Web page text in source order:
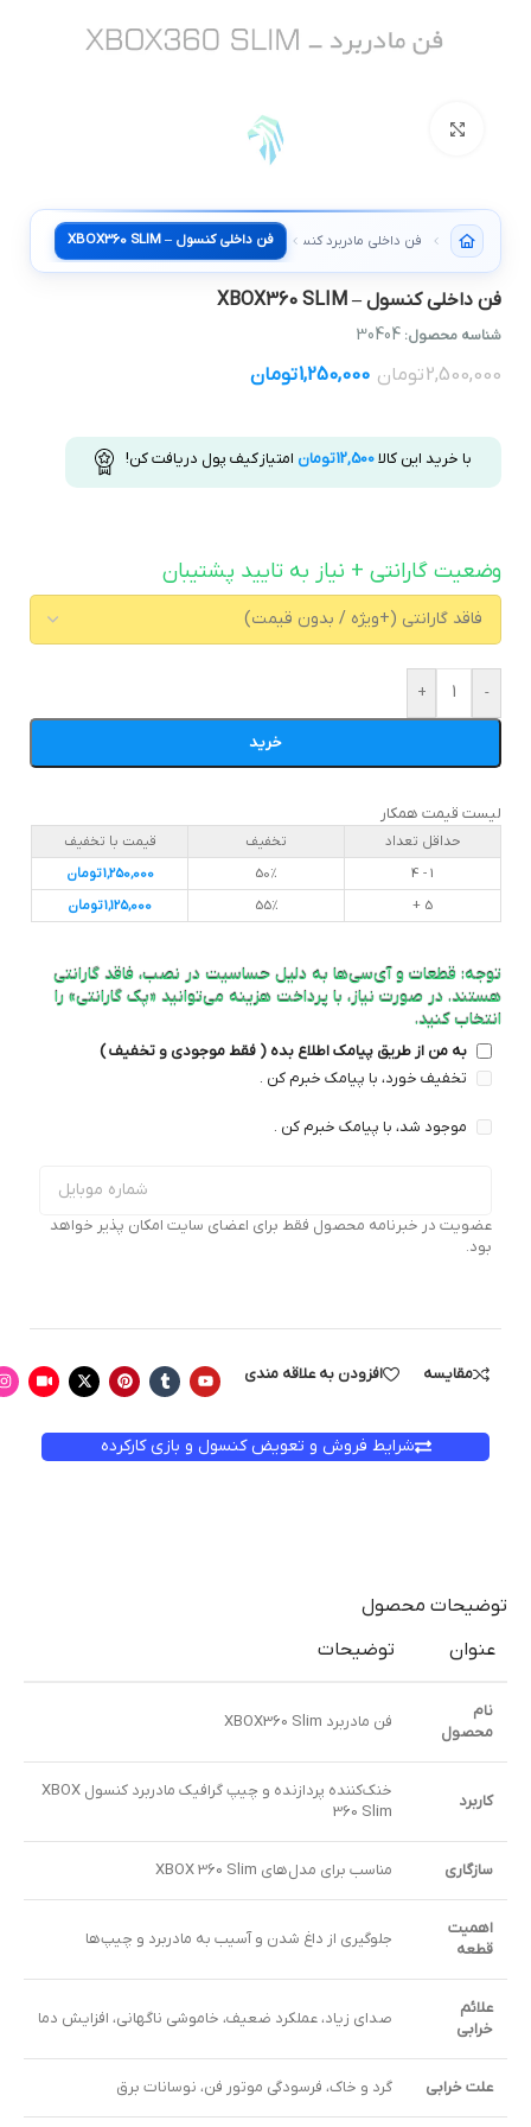
فن داخلی مادربرد کنسول فن داخلی کنسول – XBOX360 SLIM
فن داخلی کنسول – XBOX360 SLIM
شناسه محصول: 30404
2,500,000تومان 1,250,000تومان
با خرید این کالا12,500تومان امتیاز کیف پول دریافت کن!
وضعیت گارانتی + نیاز به تایید پشتیبان
-
+
خرید
لیست قیمت همکار
حداقل تعداد تخفیف
قیمت با تخفیف
1 - 4
50%
1,250,000تومان
5 +
55%
1,125,000تومان
توجه: قطعات و آی‌سی‌ها به دلیل حساسیت در نصب، فاقد گارانتی
هستند. در صورت نیاز، با پرداخت هزینه می‌توانید «پک گارانتی» را
انتخاب کنید.
به من از طریق پیامک اطلاع بده ( فقط موجودی و تخفیف )
تخفیف خورد، با پیامک خبرم کن .
موجود شد، با پیامک خبرم کن .
عضویت در خبرنامه محصول فقط برای اعضای سایت امکان پذیر خواهد
بود.
مقایسه افزودن به علاقه مندی
شرایط فروش و تعویض کنسول و بازی کارکرده
توضیحات محصول
عنوان
توضیحات
نام
محصول
فن مادربرد XBOX360 Slim
کاربرد
خنک‌کننده پردازنده و چیپ گرافیک مادربرد کنسول XBOX
360 Slim
سازگاری مناسب برای مدل‌های XBOX 360 Slim
اهمیت
قطعه
جلوگیری از داغ شدن و آسیب به مادربرد و چیپ‌ها
علائم
خرابی
صدای زیاد، عملکرد ضعیف، خاموشی ناگهانی، افزایش دما
علت خرابی گرد و خاک، فرسودگی موتور فن، نوسانات برق